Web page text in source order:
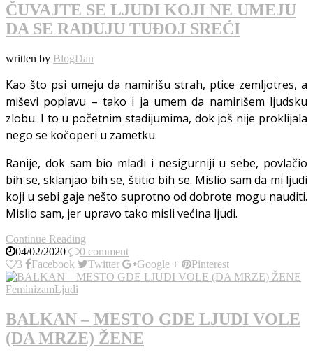
ČUVAJTE SE LJUDI KOJI NE UMEJU
DA SE RADUJU TUĐOJ SREĆI
written by BlogDan
Kao što psi umeju da namirišu strah, ptice zemljotres, a
miševi poplavu – tako i ja umem da namirišem ljudsku
zlobu. I to u početnim stadijumima, dok još nije proklijala
nego se kočoperi u zametku.
Ranije, dok sam bio mlađi i nesigurniji u sebe, povlačio
bih se, sklanjao bih se, štitio bih se. Mislio sam da mi ljudi
koji u sebi gaje nešto suprotno od dobrote mogu nauditi.
Mislio sam, jer upravo tako misli većina ljudi.
Continue Reading
04/02/2020
0 comment
3
Facebook Twitter Google + Pinterest
FeminizamLjudi
BALKAN – MESTO GDE LJUDI VOLE
(DA MRZE) ŽENE